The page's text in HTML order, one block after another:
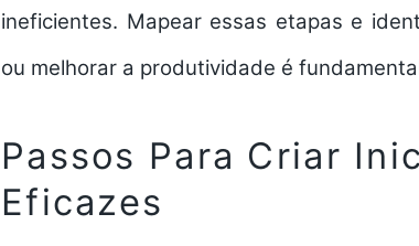
ineficientes. Mapear essas etapas e
ou melhorar a produtividade é
Passos Para Criar
Eficazes